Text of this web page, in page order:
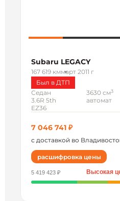
Subaru LEGACY
167 619 кммарт 2011 г
Был в ДТП
Седан
3.6R 5th
EZ36
3630 см3
автомат
7 046 741 ₽
с доставкой во
расшифровка цены
5 419 423 ₽ Высокая